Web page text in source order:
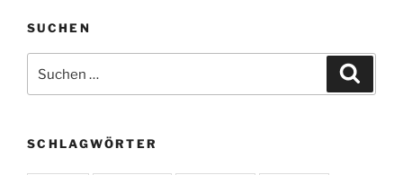
SUCHEN
nach:
SCHLAGWÖRTER